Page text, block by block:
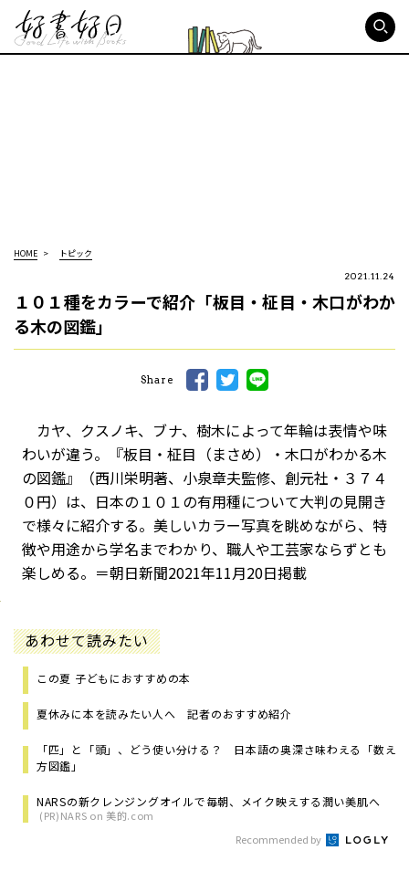
HOME トピック
2021.11.24
１０１種をカラーで紹介「板目・柾目・木口がわか
る木の図鑑」
Share
カヤ、クスノキ、ブナ、樹木によって年輪は表情や味
わいが違う。『板目・柾目（まさめ）・木口がわかる木
の図鑑』（西川栄明著、小泉章夫監修、創元社・３７４
０円）は、日本の１０１の有用種について大判の見開き
で様々に紹介する。美しいカラー写真を眺めながら、特
徴や用途から学名までわかり、職人や工芸家ならずとも
楽しめる。＝朝日新聞2021年11月20日掲載
あわせて読みたい
この夏 子どもにおすすめの本
夏休みに本を読みたい人へ 記者のおすすめ紹介
「匹」と「頭」、どう使い分ける？ 日本語の奥深さ味わえる「数え
方図鑑」
NARSの新クレンジングオイルで毎朝、メイク映えする潤い美肌へ
(PR)NARS on 美的.com
Recommended by